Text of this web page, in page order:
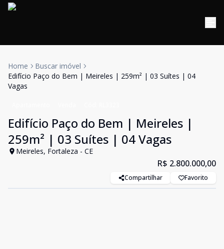
Home
Buscar imóvel
Edifício Paço do Bem | Meireles | 259m² | 03 Suítes | 04
Vagas
Edifício Paço do Bem | Meireles |
259m² | 03 Suítes | 04 Vagas
Meireles, Fortaleza - CE
R$ 2.800.000,00
Compartilhar Favorito